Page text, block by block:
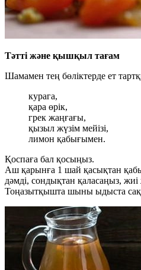
Тәтті және қышқыл тағам
Шамамен тең бөліктерде ет
курага,
қара өрік,
грек жаңғағы,
қызыл жүзім мейізі,
лимон қабығымен.
Қоспаға бал қосыңыз.
Аш қарынға 1 шай қасықтан
дәмді, сондықтан қаласаңыз,
Тоңазытқышта шыны ыдыста